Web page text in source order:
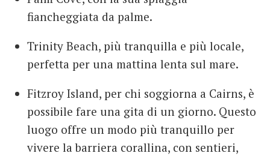
fiancheggiata da palme.
Trinity Beach, più tranquilla e più locale,
perfetta per una mattina lenta sul mare.
Fitzroy Island, per chi soggiorna a Cairns, è
possibile fare una gita di un giorno. Questo
luogo offre un modo più tranquillo per
vivere la barriera corallina, con sentieri,